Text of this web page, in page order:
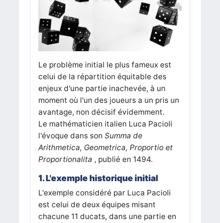
Le problème initial le plus fameux est
celui de la répartition équitable des
enjeux d'une partie inachevée, à un
moment où l'un des joueurs a un pris un
avantage, non décisif évidemment.
Le mathématicien italien Luca Pacioli
l'évoque dans son Summa de
Arithmetica, Geometrica, Proportio et
Proportionalita , publié en 1494.
1. L'exemple historique initial
L'exemple considéré par Luca Pacioli
est celui de deux équipes misant
chacune 11 ducats, dans une partie en